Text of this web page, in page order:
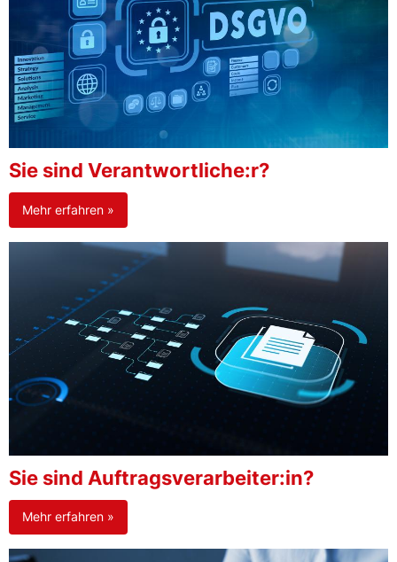
Sie sind Verantwortliche:r?
Mehr erfahren »
Sie sind Auftragsverarbeiter:in?
Mehr erfahren »